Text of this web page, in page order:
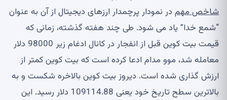
شاخص مهم در نمودار پرچمدار ارزهای دیجیتال از آن به عنوان
“شمع خدا” یاد می شود. طی چند هفته گذشته، زمانی که
قیمت بیت کوین قبل از انفجار در کانال ادغام زیر 98000 دلار
معامله شد، موو مدام ادعا کرده است که بیت کوین کمتر از
ارزش گذاری شده است. دیروز بیت کوین بالاخره شکست و به
بالاترین سطح تاریخ خود یعنی 109114.88 دلار رسید. این